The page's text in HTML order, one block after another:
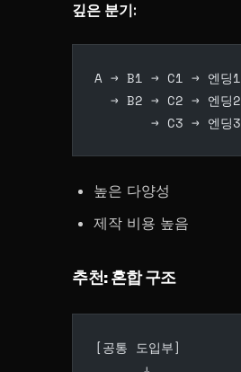
깊은 분기:
A → B1 → C1 → 엔딩1
  → B2 → C2 → 엔딩2
       → C3 → 엔딩3
높은 다양성
제작 비용 높음
추천: 혼합 구조
[공통 도입부]